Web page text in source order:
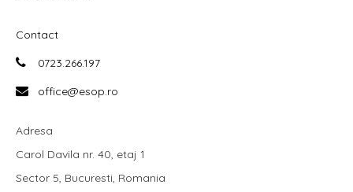
Contact
0723.266.197
office@esop.ro
Adresa
Carol Davila nr. 40, etaj 1
Sector 5, Bucuresti, Romania